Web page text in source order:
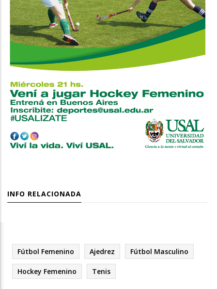
INFO RELACIONADA
Fútbol Femenino Ajedrez Fútbol Masculino
Hockey Femenino Tenis